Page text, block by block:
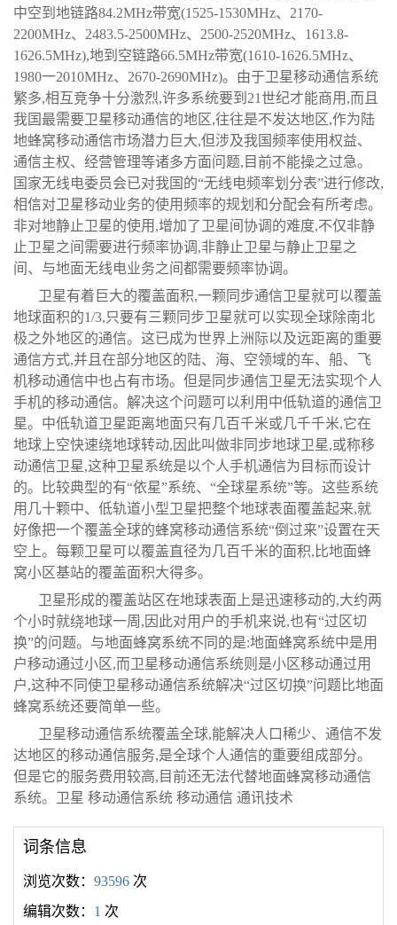
中空到地链路84.2MHz带宽(1525-1530MHz、2170-
2200MHz、2483.5-2500MHz、2500-2520MHz、1613.8-
1626.5MHz),地到空链路66.5MHz带宽(1610-1626.5MHz、
1980一2010MHz、2670-2690MHz)。由于卫星移动通信系统
繁多,相互竞争十分激烈,许多系统要到21世纪才能商用,而且
我国最需要卫星移动通信的地区,往往是不发达地区,作为陆
地蜂窝移动通信市场潜力巨大,但涉及我国频率使用权益、
通信主权、经营管理等诸多方面问题,目前不能操之过急。
国家无线电委员会已对我国的“无线电频率划分表”进行修改,
相信对卫星移动业务的使用频率的规划和分配会有所考虑。
非对地静止卫星的使用,增加了卫星间协调的难度,不仅非静
止卫星之间需要进行频率协调,非静止卫星与静止卫星之
间、与地面无线电业务之间都需要频率协调。
卫星有着巨大的覆盖面积,一颗同步通信卫星就可以覆盖
地球面积的1/3,只要有三颗同步卫星就可以实现全球除南北
极之外地区的通信。这已成为世界上洲际以及远距离的重要
通信方式,并且在部分地区的陆、海、空领域的车、船、飞
机移动通信中也占有市场。但是同步通信卫星无法实现个人
手机的移动通信。解决这个问题可以利用中低轨道的通信卫
星。中低轨道卫星距离地面只有几百千米或几千千米,它在
地球上空快速绕地球转动,因此叫做非同步地球卫星,或称移
动通信卫星,这种卫星系统是以个人手机通信为目标而设计
的。比较典型的有“依星”系统、“全球星系统”等。这些系统
用几十颗中、低轨道小型卫星把整个地球表面覆盖起来,就
好像把一个覆盖全球的蜂窝移动通信系统“倒过来”设置在天
空上。每颗卫星可以覆盖直径为几百千米的面积,比地面蜂
窝小区基站的覆盖面积大得多。
卫星形成的覆盖站区在地球表面上是迅速移动的,大约两
个小时就绕地球一周,因此对用户的手机来说,也有“过区切
换”的问题。与地面蜂窝系统不同的是:地面蜂窝系统中是用
户移动通过小区,而卫星移动通信系统则是小区移动通过用
户,这种不同使卫星移动通信系统解决“过区切换”问题比地面
蜂窝系统还要简单一些。
卫星移动通信系统覆盖全球,能解决人口稀少、通信不发
达地区的移动通信服务,是全球个人通信的重要组成部分。
但是它的服务费用较高,目前还无法代替地面蜂窝移动通信
系统。卫星 移动通信系统 移动通信 通讯技术
词条信息
浏览次数： 93596 次
编辑次数： 1 次